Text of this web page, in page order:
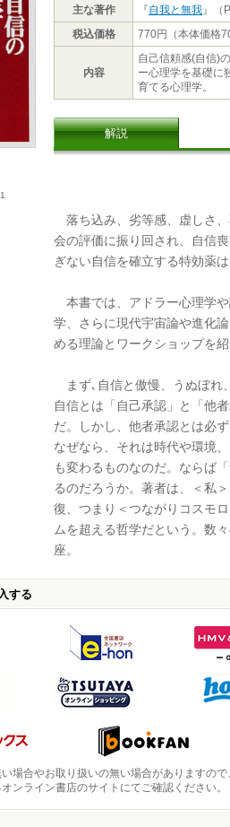
主な著作
『自我と無我』（
税込価格
770円（本体価格
内容
自己信頼感(自信)
ー心理学を基礎に
育てる心理学。
解説
落ち込み、劣等感、虚しさ
会の評価に振り回され、自信
ぎない自信を確立する特効薬
本書では、アドラー心理学
学、さらに現代宇宙論や進化
める理論とワークショップを紹
まず､自信と傲慢、うぬぼれ
自信とは「自己承認」と「他
だ。しかし、他者承認とは必
なぜなら、それは時代や環境
も変わるものなのだ。ならば
るのだろうか。著者は、＜私
復、つまり＜つながりコスモ
ムを超える哲学だという。数
座。
する
場合やお取り扱いの無い場合がありますので
ンライン書店のサイトにてご確認ください。